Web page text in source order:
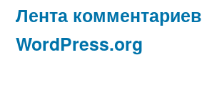
Лента комментариев
WordPress.org